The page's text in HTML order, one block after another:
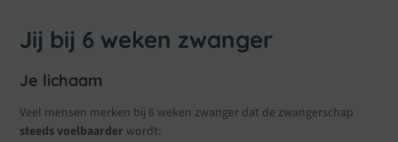
Jij bij 6 weken zwanger
Je lichaam
Veel mensen merken bij 6 weken zwanger dat de zwangerschap
steeds voelbaarder wordt: